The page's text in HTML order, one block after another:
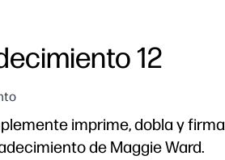
12
imprime, dobla y firma
de Maggie Ward.